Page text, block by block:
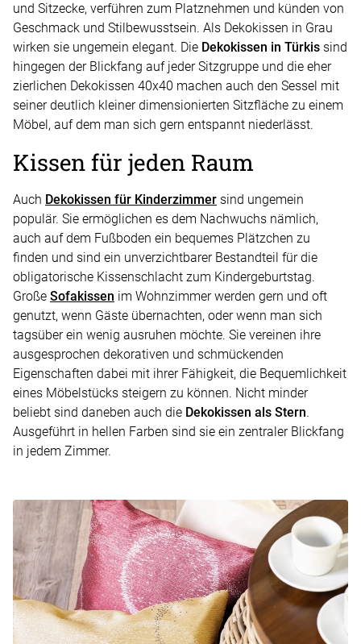
und Sitzecke, verführen zum Platznehmen und künden von
Geschmack und Stilbewusstsein. Als Dekokissen in Grau
wirken sie ungemein elegant. Die Dekokissen in Türkis sind
hingegen der Blickfang auf jeder Sitzgruppe und die eher
zierlichen Dekokissen 40x40 machen auch den Sessel mit
seiner deutlich kleiner dimensionierten Sitzfläche zu einem
Möbel, auf dem man sich gern entspannt niederlässt.
Kissen für jeden Raum
Auch Dekokissen für Kinderzimmer sind ungemein
populär. Sie ermöglichen es dem Nachwuchs nämlich,
auch auf dem Fußboden ein bequemes Plätzchen zu
finden und sind ein unverzichtbarer Bestandteil für die
obligatorische Kissenschlacht zum Kindergeburtstag.
Große Sofakissen im Wohnzimmer werden gern und oft
genutzt, wenn Gäste übernachten, oder wenn man sich
tagsüber ein wenig ausruhen möchte. Sie vereinen ihre
ausgesprochen dekorativen und schmückenden
Eigenschaften dabei mit ihrer Fähigkeit, die Bequemlichkeit
eines Möbelstücks steigern zu können. Nicht minder
beliebt sind daneben auch die Dekokissen als Stern.
Ausgeführt in hellen Farben sind sie ein zentraler Blickfang
in jedem Zimmer.